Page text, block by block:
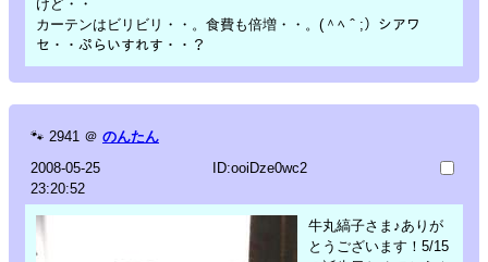
けど・・
カーテンはビリビリ・・。食費も倍増・・。(＾ﾍ＾;）シアワ
セ・・ぷらいすれす・・？
🐾 2941 ＠ のんたん
2008-05-25
23:20:52
ID:ooiDze0wc2
牛丸縞子さま♪ありが
とうございます！5/15